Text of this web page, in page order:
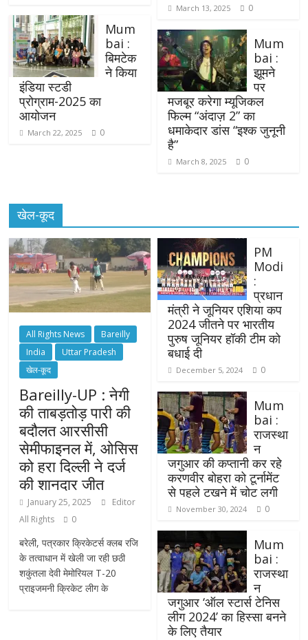
Mum
bai :
बिमटेक
ने किया
इंडिया स्टडी
प्रोग्राम-2025 का
आयोजन
March 22, 2025 0
March 13, 2025 0
Mum
bai :
झूमने
पर
मजबूर करेगा म्यूजिकल
फिल्म “अंदाज़ 2” का
धमाकेदार डांस “इश्क जुनूनी
है”
March 8, 2025 0
खेल-कूद
All Rights News
Bareilly
India
Uttar Pradesh
खेल-कूद
Bareilly-UP : नेगी
की ताबड़तोड़ पारी की
बदौलत आरसीसी
सेमीफाइनल में, ओसिस
को हरा दिल्ली ने दर्ज
की शानदार जीत
January 25, 2025
Editor
All Rights
0
बरेली, पत्रकार क्रिकेटर्स क्लब रजि
के तत्वाधान में खेली जा रही छठी
शकुंतला देवी मेमोरियल T-20
प्राइजमनी क्रिकेट लीग के
PM
Modi
:
प्रधान
मंत्री ने जूनियर एशिया कप
2024 जीतने पर भारतीय
पुरुष जूनियर हॉकी टीम को
बधाई दी
December 5, 2024 0
Mum
bai :
राजस्था
न
जगुआर की कप्तानी कर रहे
करणवीर बोहरा को टूर्नामेंट
से पहले टखने में चोट लगी
November 30, 2024 0
Mum
bai :
राजस्था
न
जगुआर ‘ऑल स्टार्स टेनिस
लीग 2024’ का हिस्सा बनने
के लिए तैयार